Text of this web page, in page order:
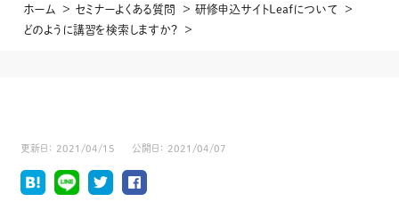
ホーム セミナーよくある質問
研修申込サイトLeafについて
どのように講習を検索しますか？
更新日： 2021/04/15 公開日： 2021/04/07